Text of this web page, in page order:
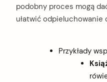
podobny proces mogą
ułatwić odpieluchowanie
Przykłady